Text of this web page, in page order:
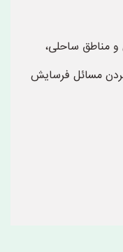
مناطق ساحلی،
مسائل فرسایش